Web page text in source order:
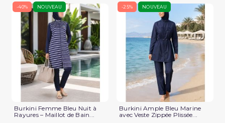
-40% NOUVEAU
Burkini Femme Bleu Nuit à
Rayures – Maillot de Bain...
-25% NOUVEAU
Burkini Ample Bleu Marine
avec Veste Zippée Plissée...